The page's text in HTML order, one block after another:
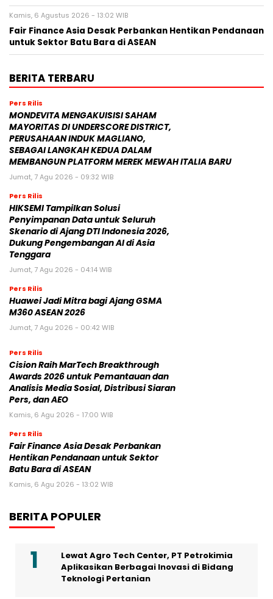
Kamis, 6 Agustus 2026 - 13:02 WIB
Fair Finance Asia Desak Perbankan Hentikan Pendanaan
untuk Sektor Batu Bara di ASEAN
BERITA TERBARU
Pers Rilis
MONDEVITA MENGAKUISISI SAHAM
MAYORITAS DI UNDERSCORE DISTRICT,
PERUSAHAAN INDUK MAGLIANO,
SEBAGAI LANGKAH KEDUA DALAM
MEMBANGUN PLATFORM MEREK MEWAH ITALIA BARU
Jumat, 7 Agu 2026 - 09:32 WIB
Pers Rilis
HIKSEMI Tampilkan Solusi
Penyimpanan Data untuk Seluruh
Skenario di Ajang DTI Indonesia 2026,
Dukung Pengembangan AI di Asia
Tenggara
Jumat, 7 Agu 2026 - 04:14 WIB
Pers Rilis
Huawei Jadi Mitra bagi Ajang GSMA
M360 ASEAN 2026
Jumat, 7 Agu 2026 - 00:42 WIB
Pers Rilis
Cision Raih MarTech Breakthrough
Awards 2026 untuk Pemantauan dan
Analisis Media Sosial, Distribusi Siaran
Pers, dan AEO
Kamis, 6 Agu 2026 - 17:00 WIB
Pers Rilis
Fair Finance Asia Desak Perbankan
Hentikan Pendanaan untuk Sektor
Batu Bara di ASEAN
Kamis, 6 Agu 2026 - 13:02 WIB
BERITA POPULER
Lewat Agro Tech Center, PT Petrokimia
Aplikasikan Berbagai Inovasi di Bidang
Teknologi Pertanian